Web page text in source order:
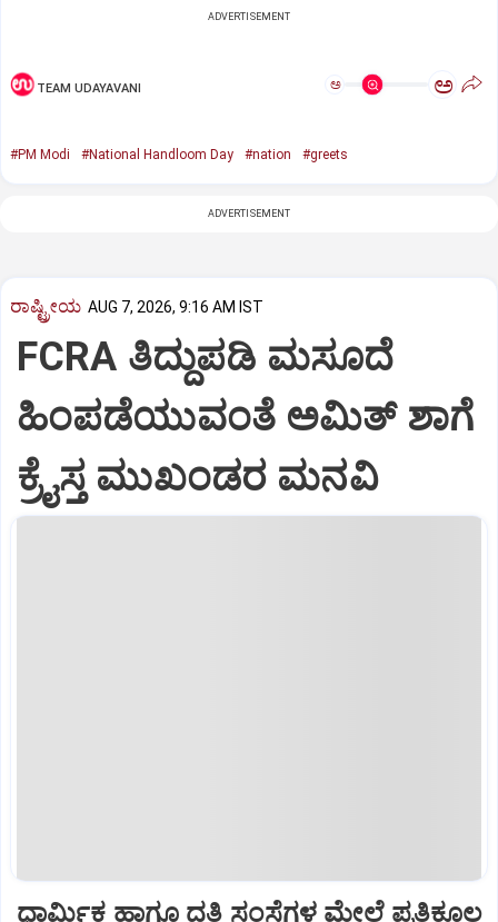
ADVERTISEMENT
TEAM UDAYAVANI ಅ ಅ
#PM Modi #National Handloom Day #nation #greets
ADVERTISEMENT
ರಾಷ್ಟ್ರೀಯ AUG 7, 2026, 9:16 AM IST
FCRA ತಿದ್ದುಪಡಿ ಮಸೂದೆ
ಹಿಂಪಡೆಯುವಂತೆ ಅಮಿತ್‌ ಶಾಗೆ
ಕ್ರೈಸ್ತ ಮುಖಂಡರ ಮನವಿ
ಧಾರ್ಮಿಕ ಹಾಗೂ ದತ್ತಿ ಸಂಸ್ಥೆಗಳ ಮೇಲೆ ಪ್ರತಿಕೂಲ